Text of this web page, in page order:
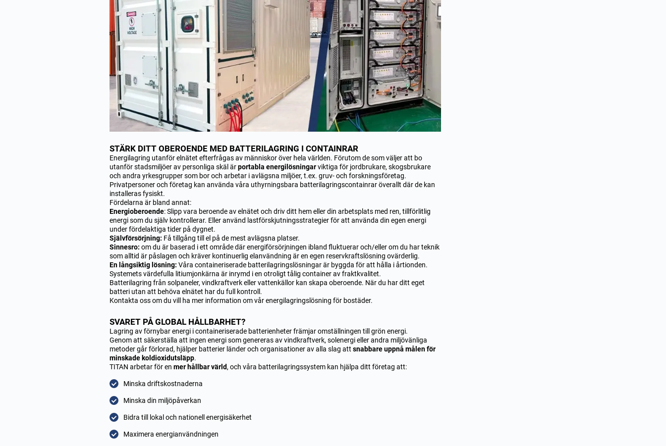
STÄRK DITT OBEROENDE MED BATTERILAGRING I CONTAINRAR
Energilagring utanför elnätet efterfrågas av människor över hela världen. Förutom de som väljer att bo
utanför stadsmiljöer av personliga skäl ärportabla energilösningarviktiga för jordbrukare, skogsbrukare
och andra yrkesgrupper som bor och arbetar i avlägsna miljöer, t.ex. gruv- och forskningsföretag.
Privatpersoner och företag kan använda våra uthyrningsbara batterilagringscontainrar överallt där de kan
installeras fysiskt.
Fördelarna är bland annat:
Energioberoende: Slipp vara beroende av elnätet och driv ditt hem eller din arbetsplats med ren, tillförlitlig
energi som du själv kontrollerar. Eller använd lastförskjutningsstrategier för att använda din egen energi
under fördelaktiga tider på dygnet.
Självförsörjning: Få tillgång till el på de mest avlägsna platser.
Sinnesro: om du är baserad i ett område där energiförsörjningen ibland fluktuerar och/eller om du har teknik
som alltid är påslagen och kräver kontinuerlig elanvändning är en egen reservkraftslösning ovärderlig.
En långsiktig lösning: Våra containeriserade batterilagringslösningar är byggda för att hålla i årtionden.
Systemets värdefulla litiumjonkärna är inrymd i en otroligt tålig container av fraktkvalitet.
Batterilagring från solpaneler, vindkraftverk eller vattenkällor kan skapa oberoende. När du har ditt eget
batteri utan att behöva elnätet har du full kontroll.
Kontakta oss om du vill ha mer information om vår energilagringslösning för bostäder.
SVARET PÅ GLOBAL HÅLLBARHET?
Lagring av förnybar energi i containeriserade batterienheter främjar omställningen till grön energi.
Genom att säkerställa att ingen energi som genereras av vindkraftverk, solenergi eller andra miljövänliga
metoder går förlorad, hjälper batterier länder och organisationer av alla slag att snabbare uppnå målen för
minskade koldioxidutsläpp.
TITAN arbetar för en mer hållbar värld, och våra batterilagringssystem kan hjälpa ditt företag att:
Minska driftskostnaderna
Minska din miljöpåverkan
Bidra till lokal och nationell energisäkerhet
Maximera energianvändningen